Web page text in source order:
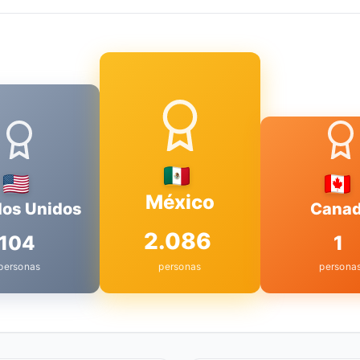
Unidos México
2.086
personas
1